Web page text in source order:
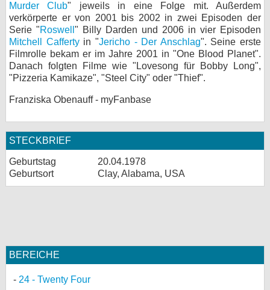
Murder Club" jeweils in eine Folge mit. Außerdem
verkörperte er von 2001 bis 2002 in zwei Episoden der
Serie "Roswell " Billy Darden und 2006 in vier Episoden
Mitchell Caffertyin "Jericho - Der Anschlag". Seine erste
Filmrolle bekam er im Jahre 2001 in "One Blood Planet".
Danach folgten Filme wie "Lovesong für Bobby Long",
"Pizzeria Kamikaze", "Steel City" oder "Thief".
Franziska Obenauff - myFanbase
STECKBRIEF
Geburtstag
20.04.1978
Geburtsort
Clay, Alabama, USA
BEREICHE
24 - Twenty Four
Datenschutz
Cookie-Einstellungen
Impressum
Desktop-Ansicht
myFanbase